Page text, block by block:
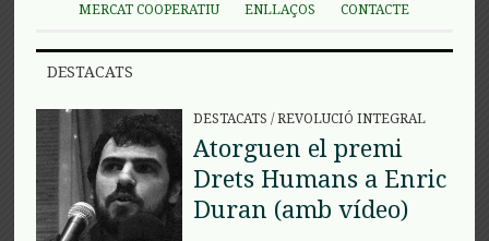
MERCAT COOPERATIU
ENLLAÇOS CONTACTE
DESTACATS
DESTACATS /REVOLUCIÓ INTEGRAL
Atorguen el premi
Drets Humans a Enric
Duran (amb vídeo)